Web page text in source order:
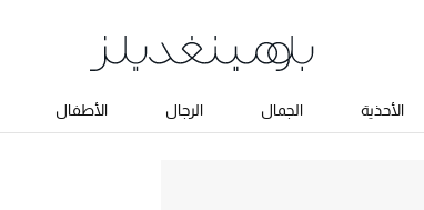
الأحذية الجمال الرجال الأطفال